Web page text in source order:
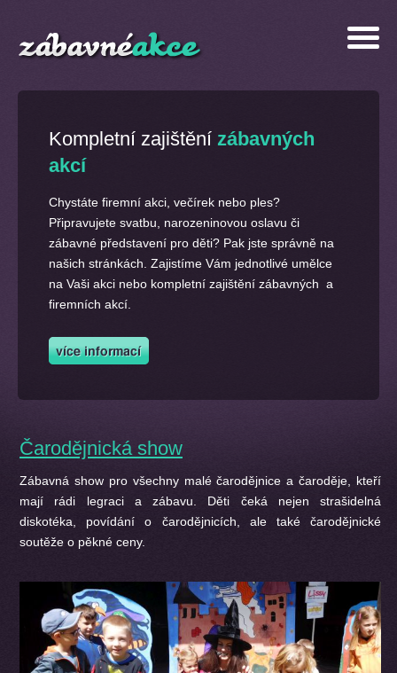
Kompletní zajištění zábavných
akcí
Chystáte firemní akci, večírek nebo ples?
Připravujete svatbu, narozeninovou oslavu či
zábavné představení pro děti? Pak jste správně na
našich stránkách. Zajistíme Vám jednotlivé umělce
na Vaši akci nebo kompletní zajištění zábavných a
firemních akcí.
Čarodějnická show
Zábavná show pro všechny malé čarodějnice a čaroděje, kteří
mají rádi legraci a zábavu. Děti čeká nejen strašidelná
diskotéka, povídání o čarodějnicích, ale také čarodějnické
soutěže o pěkné ceny.